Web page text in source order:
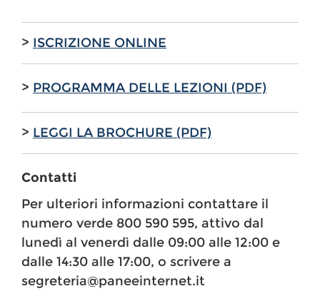
> ISCRIZIONE ONLINE
> PROGRAMMA DELLE LEZIONI (PDF)
> LEGGI LA BROCHURE (PDF)
Contatti
Per ulteriori informazioni contattare il
numero verde 800 590 595, attivo dal
lunedì al venerdì dalle 09:00 alle 12:00 e
dalle 14:30 alle 17:00, o scrivere a
segreteria@paneeinternet.it